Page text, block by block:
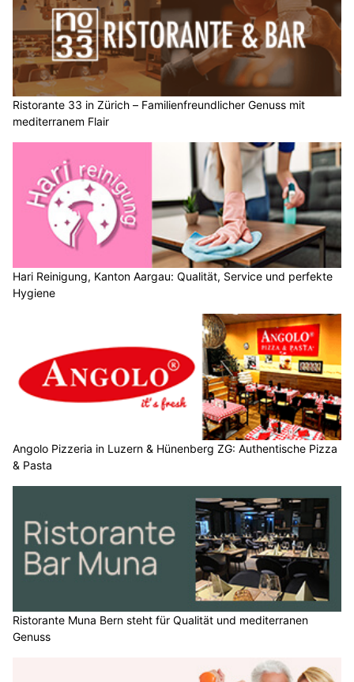
Ristorante 33 in Zürich – Familienfreundlicher Genuss mit
mediterranem Flair
Hari Reinigung, Kanton Aargau: Qualität, Service und perfekte
Hygiene
Angolo Pizzeria in Luzern & Hünenberg ZG: Authentische Pizza
& Pasta
Ristorante Muna Bern steht für Qualität und mediterranen
Genuss